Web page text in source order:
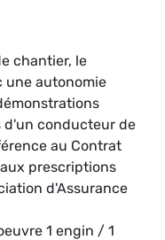
chantier, le
une autonomie
d'un conducteur de
au Contrat
prescriptions
d'Assurance
1 engin / 1